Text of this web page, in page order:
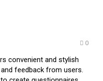
0
convenient and stylish
feedback from users.